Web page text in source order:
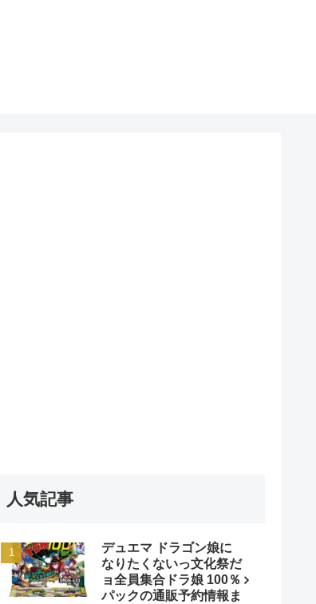
人気記事
デュエマ ドラゴン娘に
なりたくないっ文化祭だ
ョ全員集合ドラ娘 100％
パックの通販予約情報ま